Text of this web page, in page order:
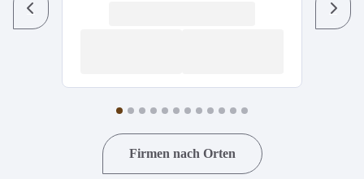
Previous Next
Firmen nach Orten